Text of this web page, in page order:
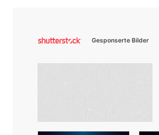
Gesponserte Bilder